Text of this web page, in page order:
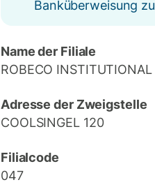
Banküberweisung
Name der Filiale
ROBECO
Adresse der Zweigstelle
COOLSINGEL 120
Filialcode
047